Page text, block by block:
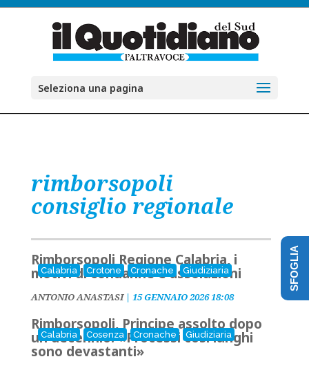
Seleziona una pagina
rimborsopoli
consiglio regionale
Calabria Crotone Cronache Giudiziaria
Rimborsopoli Regione Calabria, i
motivi di condanne e assoluzioni
ANTONIO ANASTASI| 15 GENNAIO 2026 18:08
Calabria Cosenza Cronache Giudiziaria
Rimborsopoli, Principe assolto dopo
un decennio: «Processi cosi lunghi
sono devastanti»
SFOGLIA